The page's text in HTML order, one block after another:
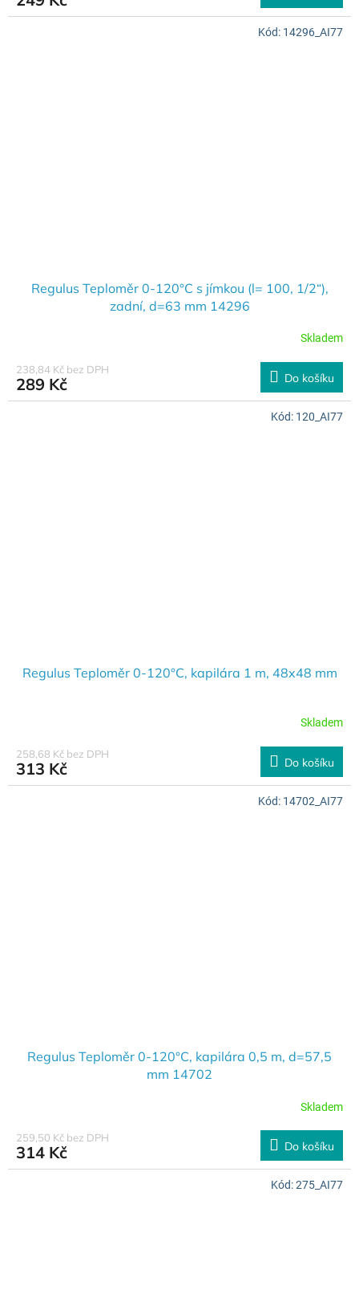
Regulus Teploměr 0-120°C s jímkou (l= 100, 1/2“),
zadní, d=63 mm 14296
Skladem
238,84 Kč bez DPH
289 Kč Do košíku
Kód: 14296_AI77
Regulus Teploměr 0-120°C, kapilára 1 m, 48x48 mm
Skladem
258,68 Kč bez DPH
313 Kč Do košíku
Kód: 120_AI77
Regulus Teploměr 0-120°C, kapilára 0,5 m, d=57,5
mm 14702
Skladem
259,50 Kč bez DPH
314 Kč Do košíku
Kód: 14702_AI77
Kód:275_AI77